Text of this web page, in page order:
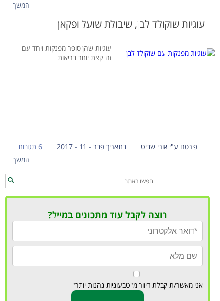
המשך
עוגיות שוקולד לבן, שיבולת שועל ופקאן
עוגיות שהן סופר מפנקות ויחד עם
זה קצת יותר בריאות
פורסם ע"י אורי שביט בתאריך פבר - 11 - 2017
6 תגובות
המשך
רוצה לקבל עוד מתכונים במייל?
אני מאשר/ת קבלת דיוור מ"טבעוניות נהנות יותר"